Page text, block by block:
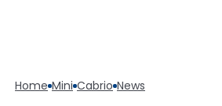
Home Mini Cabrio News